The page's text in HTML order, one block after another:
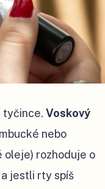
tyčince. Voskový
nebo
oleje) rozhoduje o
jestli rty spíš